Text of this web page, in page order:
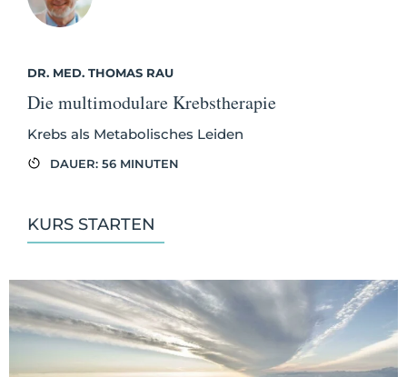
DR. MED. THOMAS RAU
Die multimodulare Krebstherapie
Krebs als Metabolisches Leiden
DAUER: 56 MINUTEN
KURS STARTEN